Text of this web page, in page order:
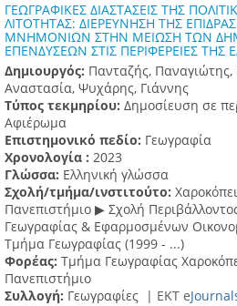
ΓΕΩΓΡΑΦΙΚΕΣ ΔΙΑΣΤΑΣΕΙΣ ΤΗΣ
ΛΙΤΟΤΗΤΑΣ: ΔΙΕΡΕΥΝΗΣΗ ΤΗΣ
ΜΝΗΜΟΝΙΩΝ ΣΤΗΝ ΜΕΙΩΣΗ ΤΩΝ
ΕΠΕΝΔΥΣΕΩΝ ΣΤΙΣ ΠΕΡΙΦΕΡΕΙΕΣ ΤΗΣ
Δημιουργός: Πανταζής,
Αναστασία, Ψυχάρης, Γιάννης
Τύπος τεκμηρίου: Δημοσίευση σε
Αφιέρωμα
Επιστημονικό πεδίο: Γεωγραφία
Χρονολογία : 2023
Γλώσσα: Ελληνική γλώσσα
Σχολή/τμήμα/ινστιτούτο:
Πανεπιστήμιο ▶ Σχολή
Γεωγραφίας & Εφαρμοσμένων
Τμήμα Γεωγραφίας (1999 - ...)
Φορέας: Τμήμα Γεωγραφίας
Πανεπιστήμιο
Συλλογή: Γεωγραφίες | ΕΚΤ e